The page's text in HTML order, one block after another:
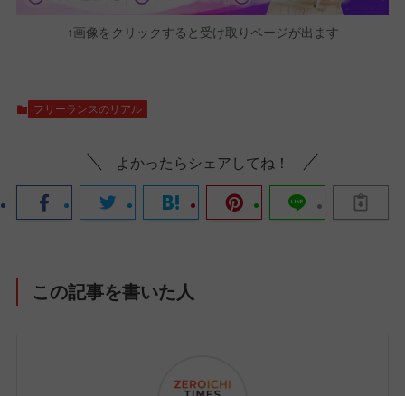
↑画像をクリックすると受け取りページが出ます
フリーランスのリアル
よかったらシェアしてね！
この記事を書いた人